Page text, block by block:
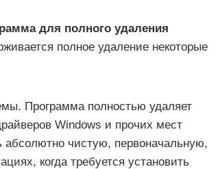
для полного удаления
полное удаление некоторые
Программа полностью удаляет
Windows и прочих мест
чистую, первоначальную,
когда требуется установить